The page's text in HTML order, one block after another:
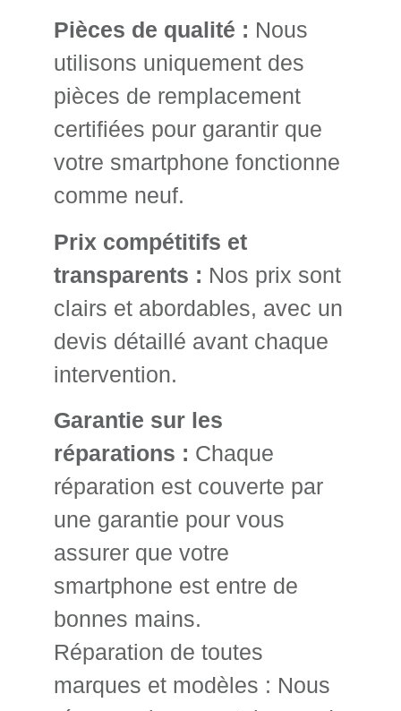
Pièces de qualité : Nous
utilisons uniquement des
pièces de remplacement
certifiées pour garantir que
votre smartphone fonctionne
comme neuf.
Prix compétitifs et
transparents : Nos prix sont
clairs et abordables, avec un
devis détaillé avant chaque
intervention.
Garantie sur les
réparations : Chaque
réparation est couverte par
une garantie pour vous
assurer que votre
smartphone est entre de
bonnes mains.
Réparation de toutes
marques et modèles : Nous